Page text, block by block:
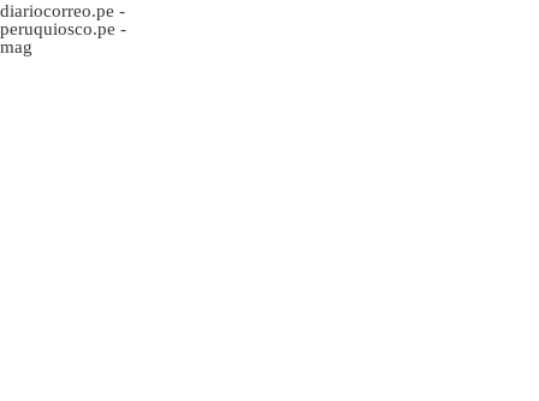
diariocorreo.pe -
peruquiosco.pe -
mag